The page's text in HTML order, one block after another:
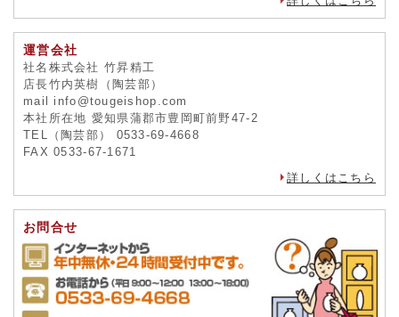
運営会社
社名株式会社 竹昇精工
店長竹内英樹（陶芸部）
mail info@tougeishop.com
本社所在地 愛知県蒲郡市豊岡町前野47-2
TEL（陶芸部） 0533-69-4668
FAX 0533-67-1671
詳しくはこちら
お問合せ